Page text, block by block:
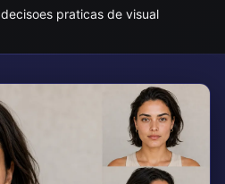
praticas de visual